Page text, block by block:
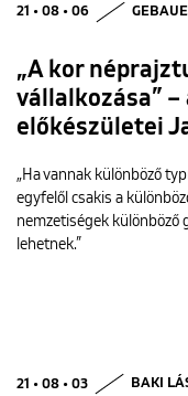
21 • 08 • 06
„A kor
vállalkozása”
előkészületei
„Ha vannak különböző
egyfelől csakis a
nemzetiségek különböző
lehetnek.”
21 • 08 • 03 BAKI